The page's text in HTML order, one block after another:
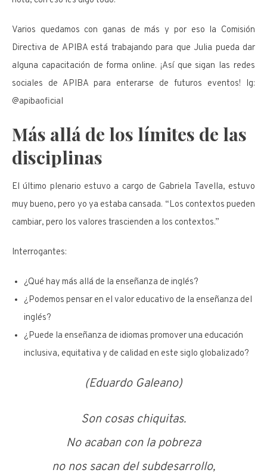
Varios quedamos con ganas de más y por eso la Comisión
Directiva de APIBA está trabajando para que Julia pueda dar
alguna capacitación de forma online. ¡Así que sigan las redes
sociales de APIBA para enterarse de futuros eventos! Ig:
@apibaoficial
Más allá de los límites de las
disciplinas
El último plenario estuvo a cargo de Gabriela Tavella, estuvo
muy bueno, pero yo ya estaba cansada. “Los contextos pueden
cambiar, pero los valores trascienden a los contextos.”
Interrogantes:
¿Qué hay más allá de la enseñanza de inglés?
¿Podemos pensar en el valor educativo de la enseñanza del
inglés?
¿Puede la enseñanza de idiomas promover una educación
inclusiva, equitativa y de calidad en este siglo globalizado?
(Eduardo Galeano)
Son cosas chiquitas.
No acaban con la pobreza
no nos sacan del subdesarrollo,